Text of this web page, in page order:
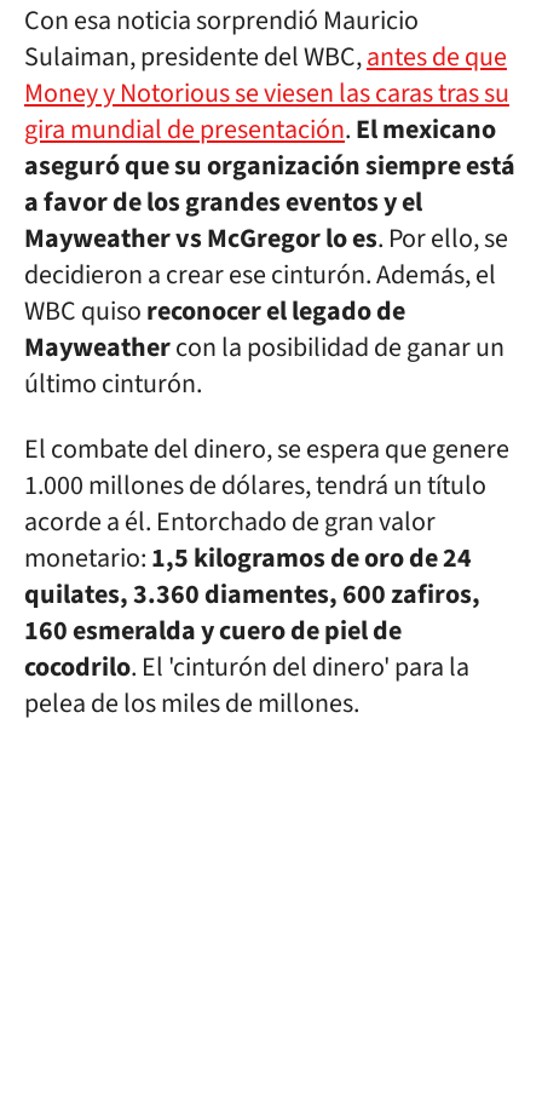
Con esa noticia sorprendió Mauricio
Sulaiman, presidente del WBC,antes de que
Money y Notorious se viesen las caras tras su
gira mundial de presentación.El mexicano
aseguró que su organización siempre está
a favor de los grandes eventos y el
Mayweather vs McGregor lo es. Por ello, se
decidieron a crear ese cinturón. Además, el
WBC quisoreconocer el legado de
Mayweathercon la posibilidad de ganar un
último cinturón.
El combate del dinero, se espera que genere
1.000 millones de dólares, tendrá un título
acorde a él. Entorchado de gran valor
monetario:1,5 kilogramos de oro de 24
quilates, 3.360 diamentes, 600 zafiros,
160 esmeralda y cuero de piel de
cocodrilo. El 'cinturón del dinero' para la
pelea de los miles de millones.